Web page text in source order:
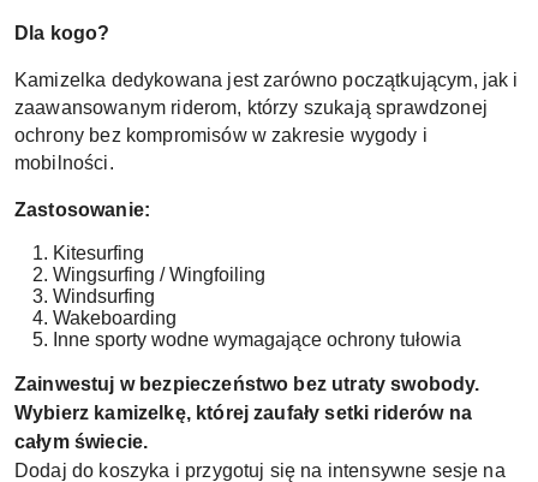
Dla kogo?
Kamizelka dedykowana jest zarówno początkującym, jak i
zaawansowanym riderom, którzy szukają sprawdzonej
ochrony bez kompromisów w zakresie wygody i
mobilności.
Zastosowanie:
Kitesurfing
Wingsurfing / Wingfoiling
Windsurfing
Wakeboarding
Inne sporty wodne wymagające ochrony tułowia
Zainwestuj w bezpieczeństwo bez utraty swobody.
Wybierz kamizelkę, której zaufały setki riderów na
całym świecie.
Dodaj do koszyka i przygotuj się na intensywne sesje na